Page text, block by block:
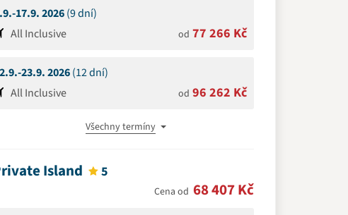
17.9. 2026(9 dní)
All Inclusive
od 77 266 Kč
23.9. 2026(12 dní)
All Inclusive
od 96 262 Kč
Všechny termíny
Island 5
Cena od 68 407 Kč